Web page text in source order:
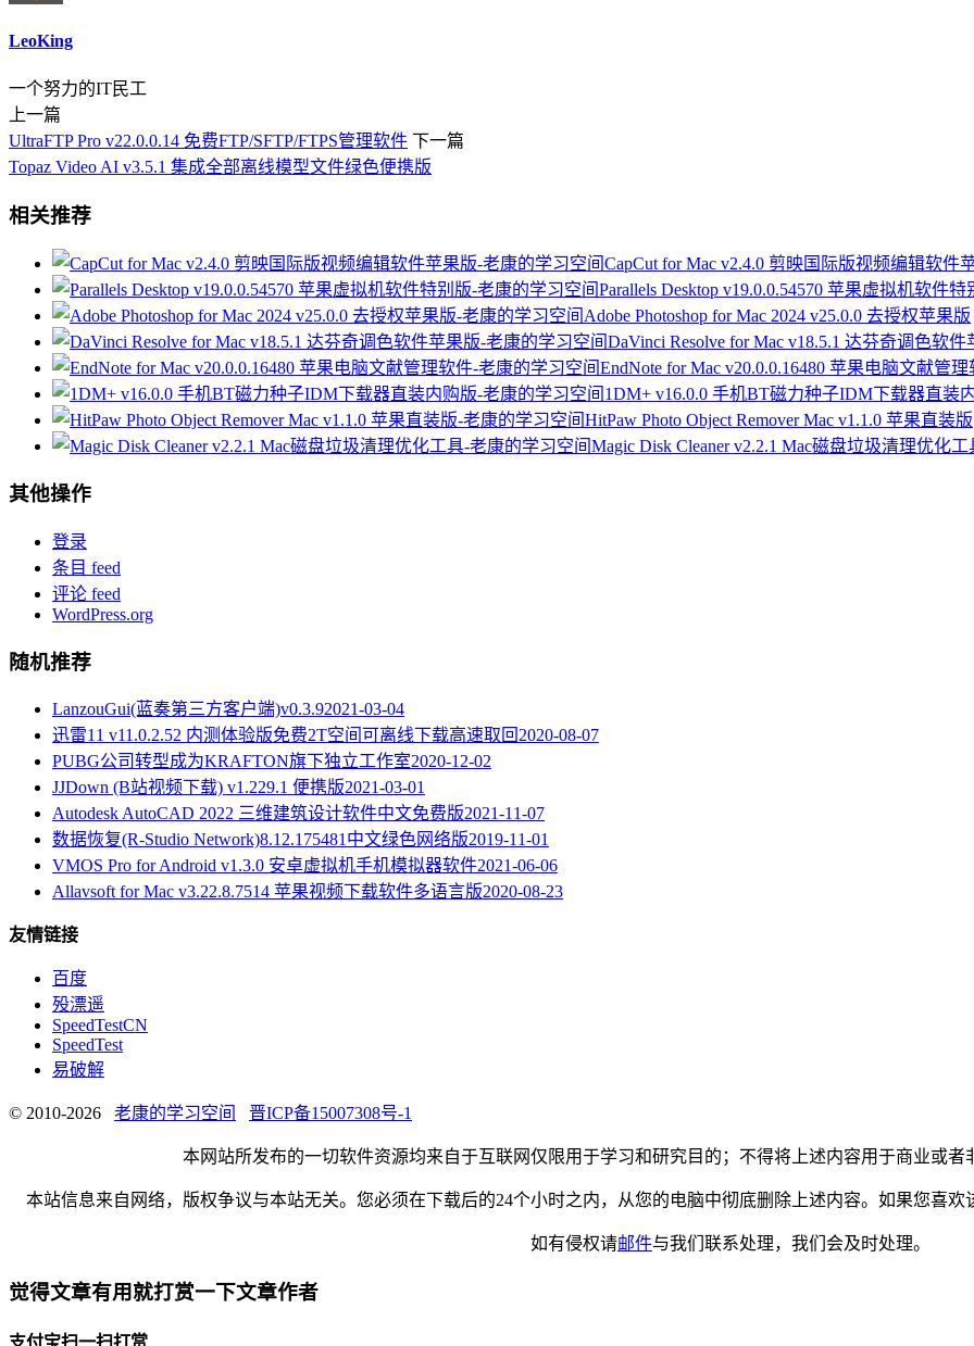
LeoKing
一个努力的IT民工
上一篇
UltraFTP Pro v22.0.0.14 免费FTP/SFTP/FTPS管理软件 下一篇
Topaz Video AI v3.5.1 集成全部离线模型文件绿色便携版
相关推荐
CapCut for Mac v2.4.0 剪映国际版视频编辑软件
Parallels Desktop v19.0.0.54570 苹果虚拟机软件特
Adobe Photoshop for Mac 2024 v25.0.0 去授权苹果版
DaVinci Resolve for Mac v18.5.1 达芬奇调色软件
EndNote for Mac v20.0.0.16480 苹果电脑文献管理
1DM+ v16.0.0 手机BT磁力种子IDM下载器直装
HitPaw Photo Object Remover Mac v1.1.0 苹果直装版
Magic Disk Cleaner v2.2.1 Mac磁盘垃圾清理优化工
其他操作
登录
条目 feed
评论 feed
WordPress.org
随机推荐
LanzouGui(蓝奏第三方客户端)v0.3.92021-03-04
迅雷11 v11.0.2.52 内测体验版免费2T空间可离线下载高速取回2020-08-07
PUBG公司转型成为KRAFTON旗下独立工作室2020-12-02
JJDown (B站视频下载) v1.229.1 便携版2021-03-01
Autodesk AutoCAD 2022 三维建筑设计软件中文免费版2021-11-07
数据恢复(R-Studio Network)8.12.175481中文绿色网络版2019-11-01
VMOS Pro for Android v1.3.0 安卓虚拟机手机模拟器软件2021-06-06
Allavsoft for Mac v3.22.8.7514 苹果视频下载软件多语言版2020-08-23
友情链接
百度
殁漂遥
SpeedTestCN
SpeedTest
易破解
© 2010-2026 老康的学习空间 晋ICP备15007308号-1
本网站所发布的一切软件资源均来自于互联网仅限用于学习和研究目的；不得将上述内容用于商业或者
本站信息来自网络，版权争议与本站无关。您必须在下载后的24个小时之内，从您的电脑中彻底删除上述内容。如果您喜
如有侵权请邮件与我们联系处理，我们会及时处理。
觉得文章有用就打赏一下文章作者